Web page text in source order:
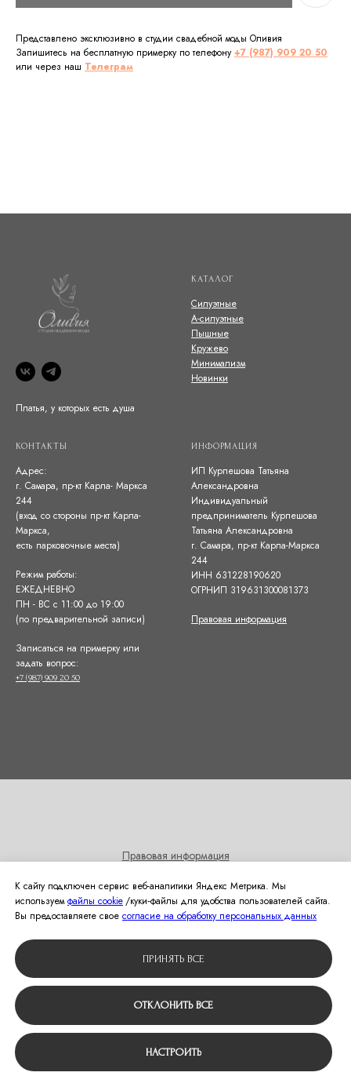
Представлено эксклюзивно в студии свадебной моды Оливия
Запишитесь на бесплатную примерку по телефону +7 (987) 909 20 50
или через наш Телеграм
Платья, у которых есть душа
КАТАЛОГ
Силуэтные
А-силуэтные
Пышные
Кружево
Минимализм
Новинки
КОНТАКТЫ
Адрес:
г. Самара, пр-кт Карла- Маркса
244
(вход со стороны пр-кт Карла-
Маркса,
есть парковочные места)
Режим работы:
ЕЖЕДНЕВНО
ПН - ВС с 11:00 до 19:00
(по предварительной записи)
Записаться на примерку или
задать вопрос:
+7 (987) 909 20 50
ИНФОРМАЦИЯ
ИП Курпешова Татьяна
Александровна
Индивидуальный
предприниматель Курпешова
Татьяна Александровна
г. Самара, пр-кт Карла-Маркса
244
ИНН 631228190620
ОГРНИП 319631300081373
Правовая информация
Правовая информация
рассылок
Политика использования cookies
© 2024 Студия свадебной моды Оливия
К сайту подключен сервис веб-аналитики Яндекс Метрика. Мы
используемфайлы cookie/куки‑файлы для удобства пользователей сайта.
Вы предоставляете свое согласие на обработку персональных данных
ПРИНЯТЬ ВСЕ
ОТКЛОНИТЬ ВСЕ
НАСТРОИТЬ
Tilda